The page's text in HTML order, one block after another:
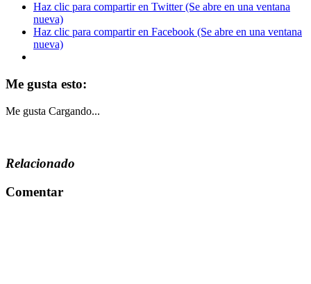
Haz clic para compartir en Twitter (Se abre en una ventana
nueva)
Haz clic para compartir en Facebook (Se abre en una ventana
nueva)
Me gusta esto:
Me gusta Cargando...
Relacionado
Comentar